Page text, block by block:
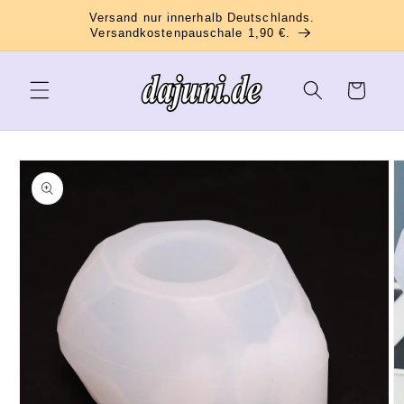
Versand nur innerhalb Deutschlands.
Versandkostenpauschale 1,90 €.
Warenkorb